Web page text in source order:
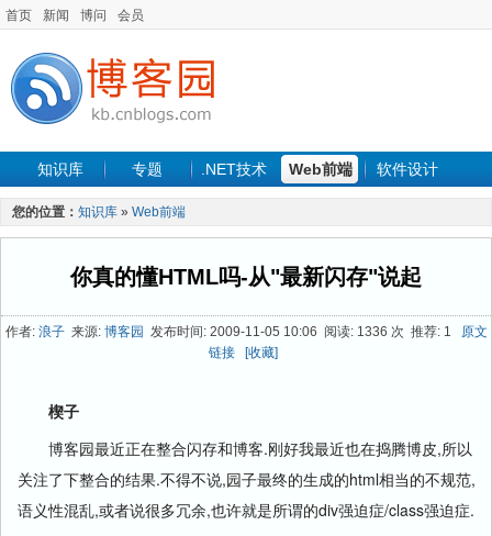
首页 新闻 博问 会员
知识库 专题 .NET技术 Web前端 软件设计
手机开发 软件工程
最新文章
您的位置： 知识库 » Web前端
你真的懂HTML吗-从"最新闪存"说起
作者: 浪子来源: 博客园 发布时间: 2009-11-05 10:06 阅读: 1336 次 推荐: 1
原文
链接
[收藏]
楔子
博客园最近正在整合闪存和博客.刚好我最近也在捣腾博皮,所以
关注了下整合的结果.不得不说,园子最终的生成的html相当的不规范,
语义性混乱,或者说很多冗余,也许就是所谓的div强迫症/class强迫症.